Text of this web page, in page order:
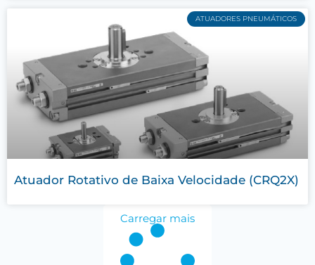
ATUADORES PNEUMÁTICOS
Atuador Rotativo de Baixa Velocidade (CRQ2X)
Carregar mais